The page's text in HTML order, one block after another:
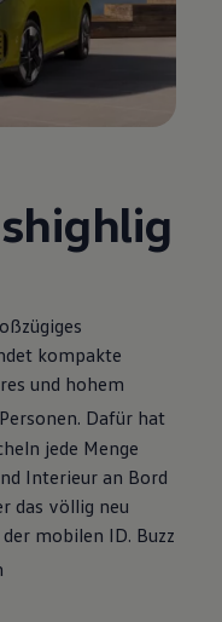
kompakte
und hohem
Dafür hat
jede Menge
Interieur an Bord
das völlig neu
mobilen ID. Buzz